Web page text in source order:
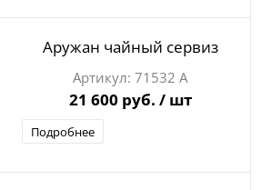
Аружан чайный сервиз
71532 А
21 600 руб. / шт
Подробнее